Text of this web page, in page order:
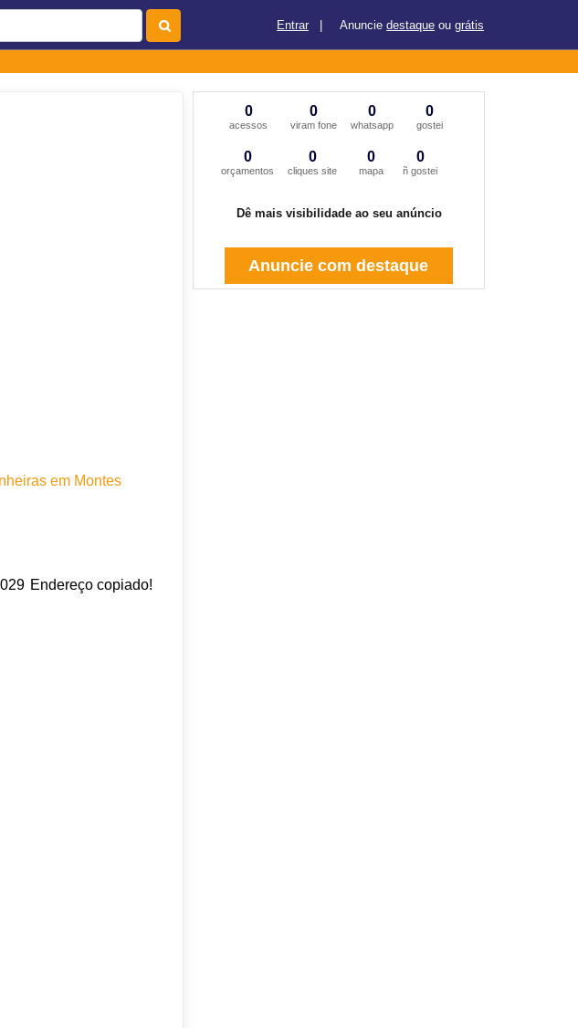
Entrar Anuncie destaque ou grátis
em Montes
Endereço copiado!
0
acessos
0
viram fone
0
whatsapp
0
gostei
0
orçamentos
0
cliques site
0
mapa
0
ñ gostei
Dê mais visibilidade ao seu anúncio
Anuncie com destaque